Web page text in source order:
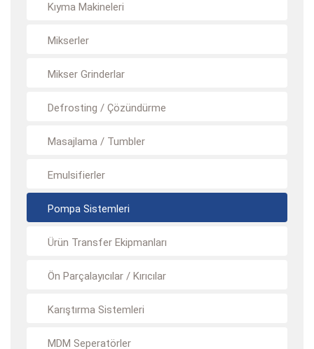
Kıyma Makineleri
Mikserler
Mikser Grinderlar
Defrosting / Çözündürme
Masajlama / Tumbler
Emulsifierler
Pompa Sistemleri
Ürün Transfer Ekipmanları
Ön Parçalayıcılar / Kırıcılar
Karıştırma Sistemleri
MDM Seperatörler